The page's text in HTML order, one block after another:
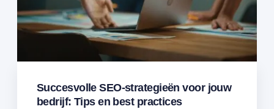
Succesvolle SEO-strategieën voor jouw
bedrijf: Tips en best practices